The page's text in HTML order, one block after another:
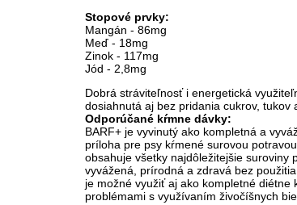
Stopové prvky:
Mangán - 86mg
Meď - 18mg
Zinok - 117mg
Jód - 2,8mg
Dobrá stráviteľnosť i energetická
dosiahnutá aj bez pridania cukrov, tukov
Odporúčané kŕmne dávky:
BARF+ je vyvinutý ako kompletná a
príloha pre psy kŕmené surovou potravou
obsahuje všetky najdôležitejšie suroviny
vyvážená, prírodná a zdravá bez
je možné využiť aj ako kompletné diétne
problémami s využívaním živočíšnych